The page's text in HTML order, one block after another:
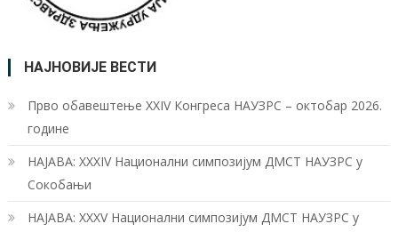
НАЈНОВИЈЕ ВЕСТИ
Прво обавештење XXIV Конгреса НАУЗРС – октобар 2026.
године
НАЈАВА: XXXIV Национални симпозијум ДМСТ НАУЗРС у
Сокобањи
НАЈАВА: XXXV Национални симпозијум ДМСТ НАУЗРС у